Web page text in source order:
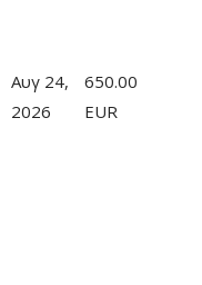
Αυγ 24,
2026
650.00
EUR